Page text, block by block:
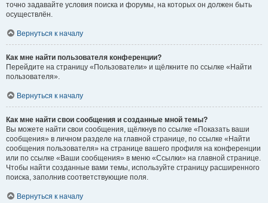
точно задавайте условия поиска и форумы, на которых он должен быть
осуществлён.
Вернуться к началу
Как мне найти пользователя конференции?
Перейдите на страницу «Пользователи» и щёлкните по ссылке «Найти
пользователя».
Вернуться к началу
Как мне найти свои сообщения и созданные мной темы?
Вы можете найти свои сообщения, щёлкнув по ссылке «Показать ваши
сообщения» в личном разделе на главной странице, по ссылке «Найти
сообщения пользователя» на странице вашего профиля на конференции
или по ссылке «Ваши сообщения» в меню «Ссылки» на главной странице.
Чтобы найти созданные вами темы, используйте страницу расширенного
поиска, заполнив соответствующие поля.
Вернуться к началу